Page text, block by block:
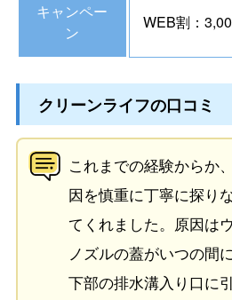
キャンペー
ン
WEB割：
クリーンライフの口コミ
これまでの経験からか
因を慎重に丁寧に探り
てくれました。原因は
ノズルの蓋がいつの間
下部の排水溝入り口に